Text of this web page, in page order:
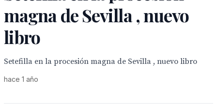
magna de Sevilla , nuevo
libro
Setefilla en la procesión magna de Sevilla , nuevo libro
hace 1 año